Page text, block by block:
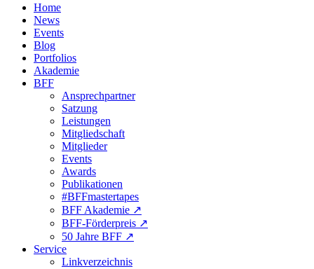
Home
News
Events
Blog
Portfolios
Akademie
BFF
Ansprechpartner
Satzung
Leistungen
Mitgliedschaft
Mitglieder
Events
Awards
Publikationen
#BFFmastertapes
BFF Akademie ↗︎
BFF-Förderpreis ↗︎
50 Jahre BFF ↗︎
Service
Linkverzeichnis